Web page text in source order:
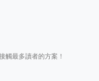
觸最多讀者的方案！